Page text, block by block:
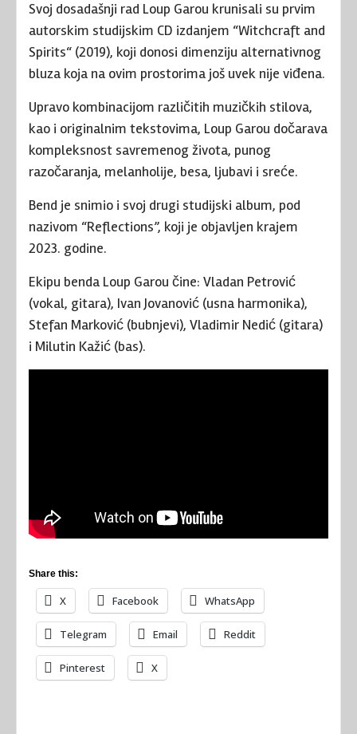
Svoj dosadašnji rad Loup Garou krunisali su prvim
autorskim studijskim CD izdanjem “Witchcraft and
Spirits“ (2019), koji donosi dimenziju alternativnog
bluza koja na ovim prostorima još uvek nije viđena.
Upravo kombinacijom različitih muzičkih stilova,
kao i originalnim tekstovima, Loup Garou dočarava
kompleksnost savremenog života, punog
razočaranja, melanholije, besa, ljubavi i sreće.
Bend je snimio i svoj drugi studijski album, pod
nazivom “Reflections”, koji je objavljen krajem
2023. godine.
Ekipu benda Loup Garou čine: Vladan Petrović
(vokal, gitara), Ivan Jovanović (usna harmonika),
Stefan Marković (bubnjevi), Vladimir Nedić (gitara)
i Milutin Kažić (bas).
Share this:
X Facebook WhatsApp
Telegram Email Reddit
Pinterest X